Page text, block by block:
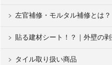
左官補修・モルタル補修とは？
貼る建材シート！？｜外壁の
タイル取り扱い商品